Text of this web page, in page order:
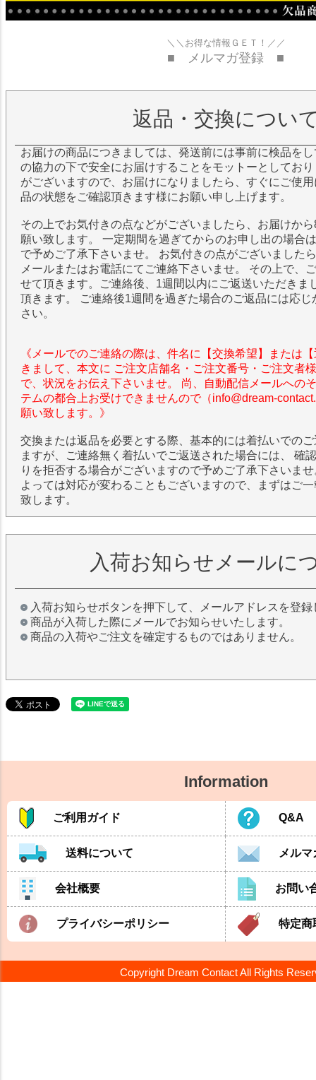
＼＼お得な情報ＧＥＴ！／／
■ メルマガ登録 ■
返品・交換につい
お届けの商品につきましては、発送前には事前に検品を
の協力の下で安全にお届けすることをモットーとしてお
がございますので、お届けになりましたら、すぐにご使
品の状態をご確認頂きます様にお願い申し上げます。
その上でお気付きの点などがございましたら、お届けか
願い致します。 一定期間を過ぎてからのお申し出の場合
で予めご了承下さいませ。 お気付きの点がございました
メールまたはお電話にてご連絡下さいませ。 その上で、
せて頂きます。ご連絡後、1週間以内にご返送いただきま
頂きます。 ご連絡後1週間を過ぎた場合のご返品には応
さい。
《メールでのご連絡の際は、件名に【交換希望】または
きまして、本文に ご注文店舗名・ご注文番号・ご注文者
で、状況をお伝え下さいませ。 尚、自動配信メールへの
テムの都合上お受けできませんので（info@dream-
願い致します。》
交換または返品を必要とする際、基本的には着払いでの
ますが、ご連絡無く着払いでご返送された場合には、 確
りを拒否する場合がございますので予めご了承下さいま
よっては対応が変わることもございますので、まずはご
致します。
入荷お知らせメールに
入荷お知らせボタンを押下して、メールアドレスを登
商品が入荷した際にメールでお知らせいたします。
商品の入荷やご注文を確定するものではありません。
Information
ご利用ガイド Q&A
送料について メル
会社概要 お問い
プライバシーポリシー 特定商
Copyright Dream Contact All Rights